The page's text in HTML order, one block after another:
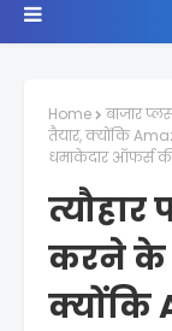
Home बाजार
तैयार, क्योंकि
धमाकेदार ऑफर्स की
करने के
क्योंकि